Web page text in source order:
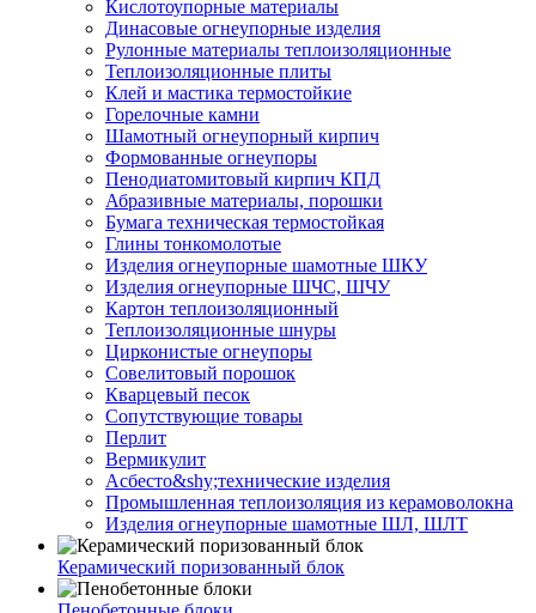
Кислотоупорные материалы
Динасовые огнеупорные изделия
Рулонные материалы теплоизоляционные
Тепло­изоляционные плиты
Клей и мастика термостойкие
Горелочные камни
Шамотный огнеупорный кирпич
Формованные огнеупоры
Пенодиатомитовый кирпич КПД
Абразивные материалы, порошки
Бумага техническая термостойкая
Глины тонкомолотые
Изделия огнеупорные шамотные ШКУ
Изделия огнеупорные ШЧС, ШЧУ
Картон теплоизоляционный
Теплоизоляционные шнуры
Цирконистые огнеупоры
Совелитовый порошок
Кварцевый песок
Сопутствующие товары
Перлит
Вермикулит
Асбесто&shy;технические изделия
Промышленная теплоизоляция из керамоволокна
Изделия огнеупорные шамотные ШЛ, ШЛТ
Керамический поризованный блок